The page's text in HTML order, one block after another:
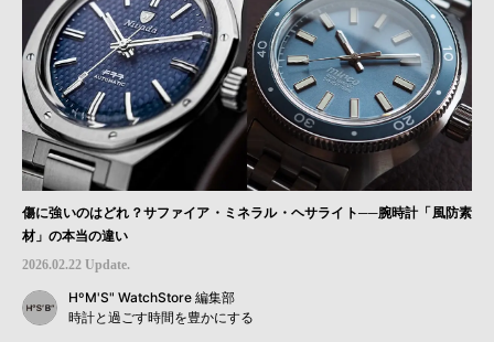
傷に強いのはどれ？サファイア・ミネラル・ヘサライト──腕時計「風防素
材」の本当の違い
2026.02.22 Update.
HºM'S" WatchStore 編集部
時計と過ごす時間を豊かにする